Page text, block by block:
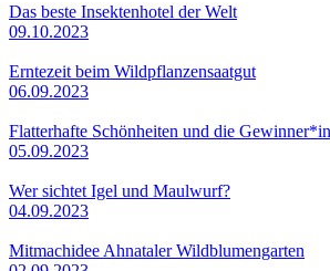
Das beste Insektenhotel der Welt
09.10.2023
Erntezeit beim Wildpflanzensaatgut
06.09.2023
Flatterhafte Schönheiten und die
05.09.2023
Wer sichtet Igel und Maulwurf?
04.09.2023
Mitmachidee Ahnataler Wildblumengarten